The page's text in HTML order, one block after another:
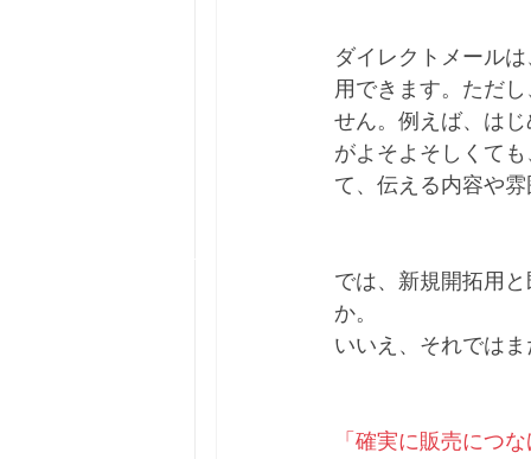
ダイレクトメール
用できます。ただ
せん。例えば、は
がよそよそしくて
て、伝える内容や雰
では、新規開拓用
か。
いいえ、それでは
「確実に販売につ